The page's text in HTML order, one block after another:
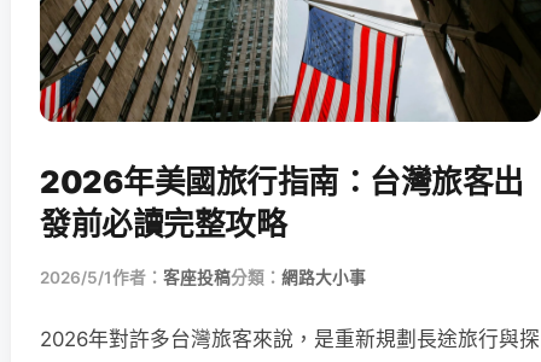
2026年美國旅行指南：台灣旅客出
發前必讀完整攻略
2026/5/1作者： 客座投稿分類： 網路大小事
2026年對許多台灣旅客來說，是重新規劃長途旅行與探